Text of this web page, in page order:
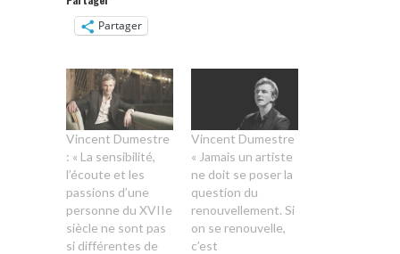
Partager
Vincent Dumestre
: « La sensibilité,
l’écoute et les
passions d’une
personne du XVIIe
siècle ne sont pas
si différentes de
Vincent Dumestre
« Jamais un artiste
ne doit se poser la
question du
renouvellement. Si
on se renouvelle,
c’est